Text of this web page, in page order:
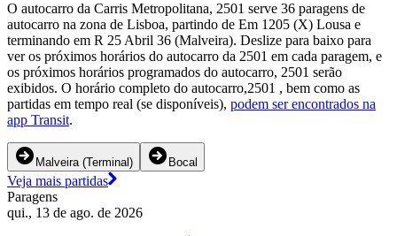
O autocarro da Carris Metropolitana, 2501 serve 36 paragens de
autocarro na zona de Lisboa, partindo de Em 1205 (X) Lousa e
terminando em R 25 Abril 36 (Malveira). Deslize para baixo para
ver os próximos horários do autocarro da 2501 em cada paragem, e
os próximos horários programados do autocarro, 2501 serão
exibidos. O horário completo do autocarro,2501 , bem como as
partidas em tempo real (se disponíveis), podem ser encontrados na
app Transit.
Malveira (Terminal) Bocal
Veja mais partidas
Paragens
qui., 13 de ago. de 2026